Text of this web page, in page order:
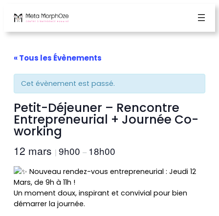
« Tous les Évènements
Cet évènement est passé.
Petit-Déjeuner – Rencontre
Entrepreneurial + Journée Co-
working
12 mars | 9h00 – 18h00
Nouveau rendez-vous entrepreneurial : Jeudi 12
Mars, de 9h à 11h !
Un moment doux, inspirant et convivial pour bien
démarrer la journée.